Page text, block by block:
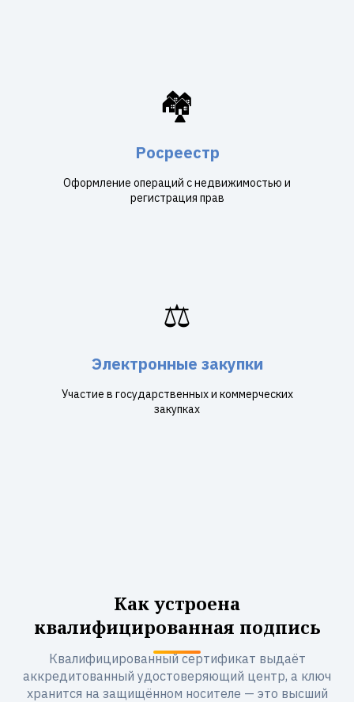
🏘️
Росреестр
Оформление операций с недвижимостью и
регистрация прав
⚖️
Электронные закупки
Участие в государственных и коммерческих
закупках
Как устроена
квалифицированная подпись
Квалифицированный сертификат выдаёт
аккредитованный удостоверяющий центр, а ключ
хранится на защищённом носителе — это высший